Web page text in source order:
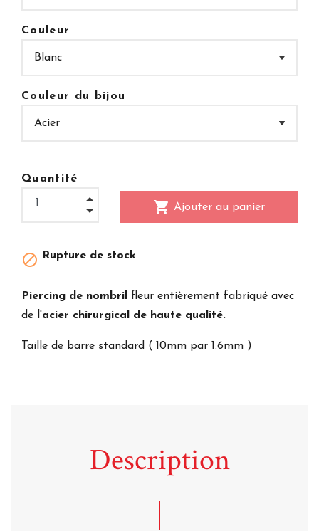
Couleur
Couleur du bijou
Quantité
shopping_cart Ajouter au panier
 Rupture de stock
Piercing de nombril
fleur entièrement fabriqué avec
de l'acier chirurgical de haute qualité.
Taille de barre standard ( 10mm par 1.6mm )
Description